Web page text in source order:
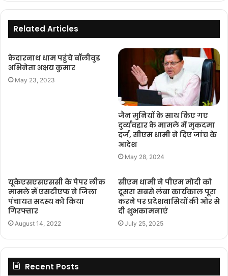
Related Articles
केदारनाथ धाम पहुंचे बॉलीवुड
अभिनेता अक्षय कुमार
May 23, 2023
जैन मुनियों के साथ किए गए
दुर्व्यवहार के मामले में मुकदमा
दर्ज, सीएम धामी ने दिए जांच के
आदेश
May 28, 2024
यूकेएसएसएससी के पेपर लीक
मामले में एसटीएफ ने जिला
पंचायत सदस्य को किया
गिरफ्तार
August 14, 2022
सीएम धामी ने पीएम मोदी को
दूसरा सबसे लंबा कार्यकाल पूरा
करने पर प्रदेशवासियों की ओर से
दी शुभकामनाएं
July 25, 2025
Recent Posts